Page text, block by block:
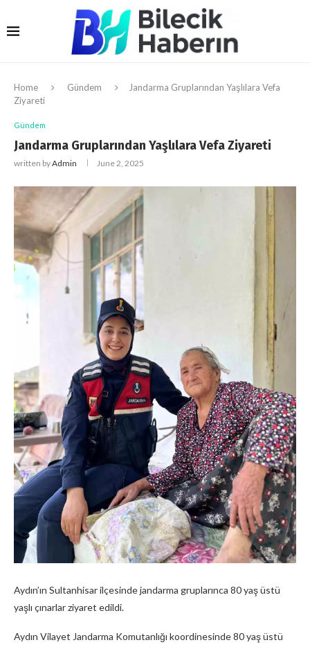
Home Gündem
Jandarma Gruplarından Yaşlılara Vefa
Ziyareti
Gündem
Jandarma Gruplarından Yaşlılara Vefa Ziyareti
written byAdmin June 2, 2025
Aydın’ın Sultanhisar ilçesinde jandarma gruplarınca 80 yaş üstü
yaşlı çınarlar ziyaret edildi.
Aydın Vilayet Jandarma Komutanlığı koordinesinde 80 yaş üstü